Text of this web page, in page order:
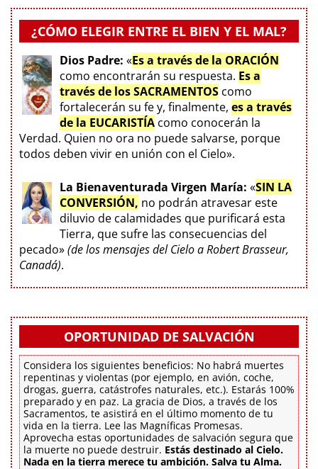
¿CÓMO ELEGIR ENTRE EL BIEN Y EL MAL?
Dios Padre: «Es a través de la ORACIÓN
como encontrarán su respuesta. Es a
través de los SACRAMENTOS como
fortalecerán su fe y, finalmente, es a través
de la EUCARISTÍA como conocerán la
Verdad. Quien no ora no puede salvarse, porque
todos deben vivir en unión con el Cielo».
La Bienaventurada Virgen María: «SIN LA
CONVERSIÓN, no podrán atravesar este
diluvio de calamidades que purificará esta
Tierra, que sufre las consecuencias del
pecado»(de los mensajes del Cielo a Robert Brasseur,
Canadá).
OPORTUNIDAD DE SALVACIÓN
Considera los siguientes beneficios: No habrá muertes
repentinas y violentas (por ejemplo, en avión, coche,
drogas, guerra, catástrofes naturales, etc.). Estarás 100%
preparado y en paz. La gracia de Dios, a través de los
Sacramentos, te asistirá en el último momento de tu
vida en la tierra. Lee las Magníficas Promesas.
Aprovecha estas oportunidades de salvación segura que
la muerte no puede destruir. Estás destinado al Cielo.
Nada en la tierra merece tu ambición. Salva tu Alma.